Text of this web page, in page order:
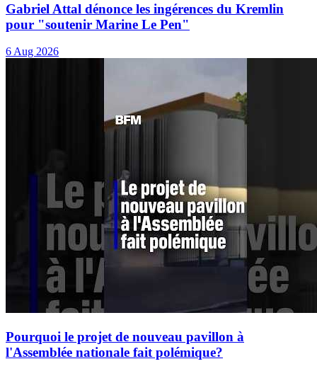
Gabriel Attal dénonce les ingérences du Kremlin
pour "soutenir Marine Le Pen"
6 Aug 2026
Pourquoi le projet de nouveau pavillon à
l'Assemblée nationale fait polémique?